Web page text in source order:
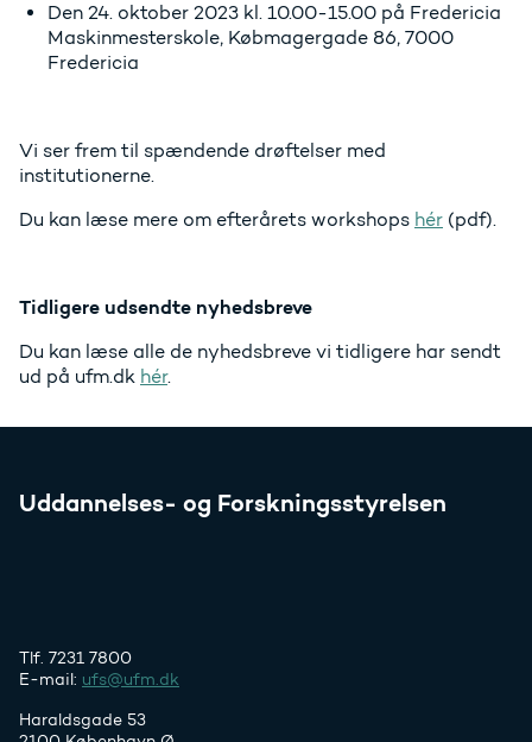
Den 24. oktober 2023 kl. 10.00-15.00 på Fredericia
Maskinmesterskole, Købmagergade 86, 7000
Fredericia
Vi ser frem til spændende drøftelser med
institutionerne.
Du kan læse mere om efterårets workshops hér (pdf).
Tidligere udsendte nyhedsbreve
Du kan læse alle de nyhedsbreve vi tidligere har sendt
ud på ufm.dk hér.
Uddannelses- og Forskningsstyrelsen
Tlf. 7231 7800
E-mail: ufs@ufm.dk
Haraldsgade 53